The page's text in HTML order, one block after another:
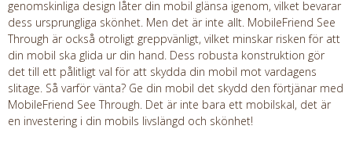
genomskinliga design låter din mobil glänsa igenom, vilket bevarar
dess ursprungliga skönhet. Men det är inte allt. MobileFriend See
Through är också otroligt greppvänligt, vilket minskar risken för att
din mobil ska glida ur din hand. Dess robusta konstruktion gör
det till ett pålitligt val för att skydda din mobil mot vardagens
slitage. Så varför vänta? Ge din mobil det skydd den förtjänar med
MobileFriend See Through. Det är inte bara ett mobilskal, det är
en investering i din mobils livslängd och skönhet!